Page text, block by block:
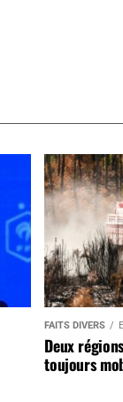
FAITS DIVERS
Deux
toujours